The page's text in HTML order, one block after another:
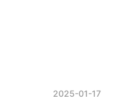
2025-01-17